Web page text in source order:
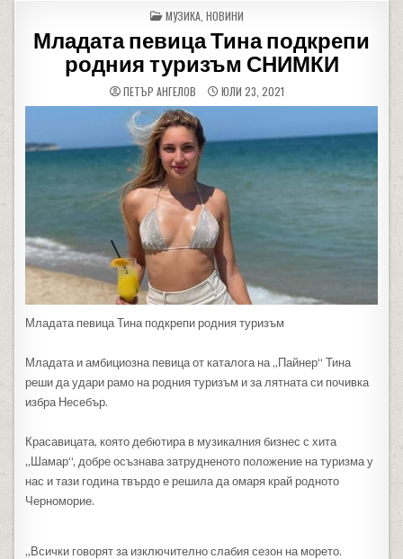
POSTED IN
МУЗИКА НОВИНИ
Младата певица Тина подкрепи
родния туризъм СНИМКИ
ПЕТЪР АНГЕЛОВ ЮЛИ 23, 2021
Младата певица Тина подкрепи родния туризъм
Младата и амбициозна певица от каталога на „Пайнер“ Тина
реши да удари рамо на родния туризъм и за лятната си почивка
избра Несебър.
Красавицата, която дебютира в музикалния бизнес с хита
„Шамар“, добре осъзнава затрудненото положение на туризма у
нас и тази година твърдо е решила да омаря край родното
Черноморие.
„Всички говорят за изключително слабия сезон на морето.